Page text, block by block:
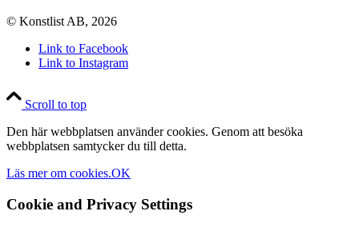
© Konstlist AB, 2026
Link to Facebook
Link to Instagram
Scroll to top
Den här webbplatsen använder cookies. Genom att besöka
webbplatsen samtycker du till detta.
Läs mer om cookies.OK
Cookie and Privacy Settings